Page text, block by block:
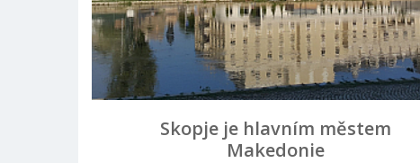
Skopje je hlavním městem
Makedonie